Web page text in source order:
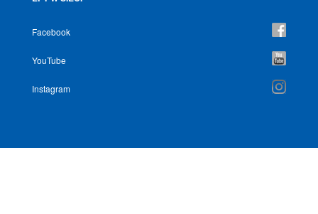
Facebook
YouTube
Instagram